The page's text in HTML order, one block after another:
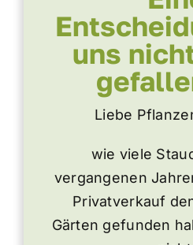
Beetplaner
Shop für Geschäftskunden
uns
Liebe
wie viele
vergangenen
Privatverkauf
Gärten gefunden